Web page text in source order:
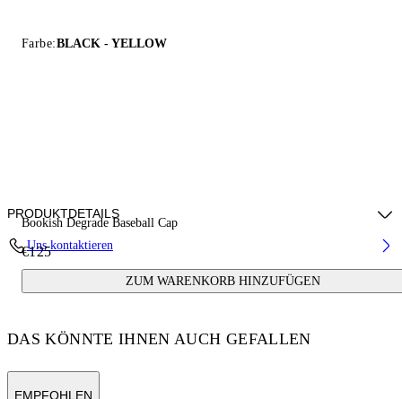
Farbe:BLACK - YELLOW
Bookish Degrade Baseball Cap
€125
ZUM WARENKORB HINZUFÜGEN
PRODUKTDETAILS
Fabric:100% Cotton
Uns kontaktieren
DAS KÖNNTE IHNEN AUCH GEFALLEN
EMPFOHLEN